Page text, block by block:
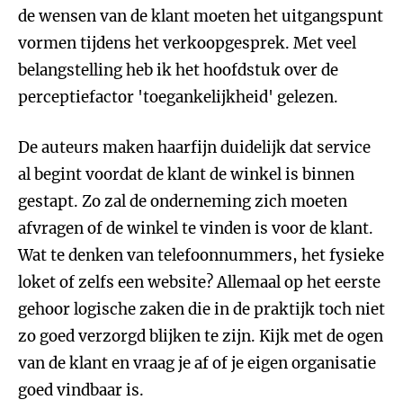
de wensen van de klant moeten het uitgangspunt
vormen tijdens het verkoopgesprek. Met veel
belangstelling heb ik het hoofdstuk over de
perceptiefactor 'toegankelijkheid' gelezen.
De auteurs maken haarfijn duidelijk dat service
al begint voordat de klant de winkel is binnen
gestapt. Zo zal de onderneming zich moeten
afvragen of de winkel te vinden is voor de klant.
Wat te denken van telefoonnummers, het fysieke
loket of zelfs een website? Allemaal op het eerste
gehoor logische zaken die in de praktijk toch niet
zo goed verzorgd blijken te zijn. Kijk met de ogen
van de klant en vraag je af of je eigen organisatie
goed vindbaar is.